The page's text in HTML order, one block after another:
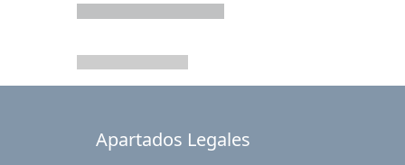
Apartados Legales